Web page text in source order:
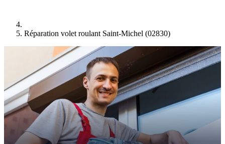
Réparation volet roulant Saint-Michel (02830)